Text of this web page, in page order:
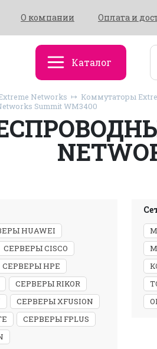
О компании Оплата и
Каталог
Networks Коммутаторы
Summit WM3400
HUAWEI
СЕРВЕРЫ CISCO
СЕРВЕРЫ HPE
СЕРВЕРЫ RIKOR
СЕРВЕРЫ XFUSION
СЕРВЕРЫ FPLUS